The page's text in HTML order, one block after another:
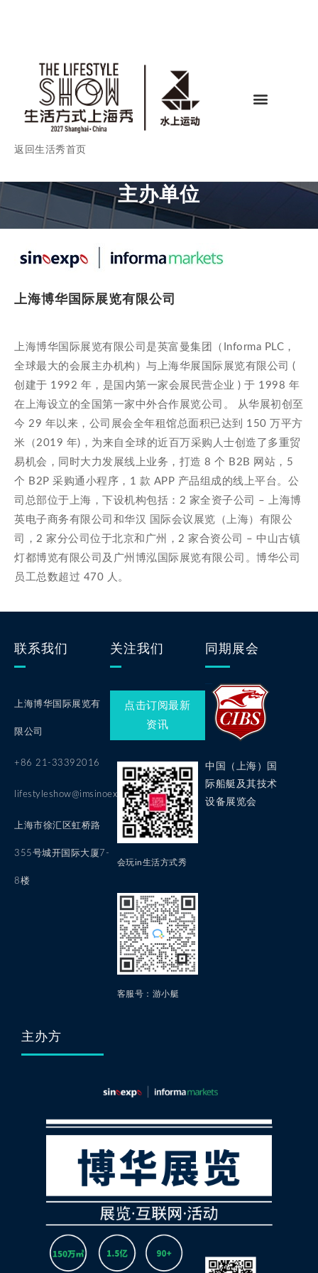
返回生活秀首页
主办单位
上海博华国际展览有限公司
上海博华国际展览有限公司是英富曼集团（Informa PLC，
全球最大的会展主办机构）与上海华展国际展览有限公司 (
创建于 1992 年，是国内第一家会展民营企业 ) 于 1998 年
在上海设立的全国第一家中外合作展览公司。 从华展初创至
今 29 年以来，公司展会全年租馆总面积已达到 150 万平方
米（2019 年)，为来自全球的近百万采购人士创造了多重贸
易机会，同时大力发展线上业务，打造 8 个 B2B 网站，5
个 B2P 采购通小程序，1 款 APP 产品组成的线上平台。公
司总部位于上海，下设机构包括：2 家全资子公司 – 上海博
英电子商务有限公司和华汉 国际会议展览（上海）有限公
司，2 家分公司位于北京和广州，2 家合资公司 – 中山古镇
灯都博览有限公司及广州博泓国际展览有限公司。博华公司
员工总数超过 470 人。
联系我们
上海博华国际展览有
限公司
+86 21-33392016
lifestyleshow@imsinoexpo.com
上海市徐汇区虹桥路
355号城开国际大厦7-
8楼
关注我们
点击订阅最新
资讯
会玩in生活方式秀
客服号：游小艇
同期展会
中国（上海）国
际船艇及其技术
设备展览会
主办方